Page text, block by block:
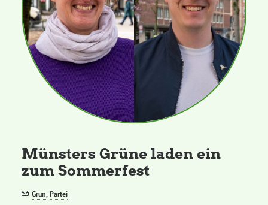
Münsters Grüne laden ein
zum Sommerfest
Grün,Partei